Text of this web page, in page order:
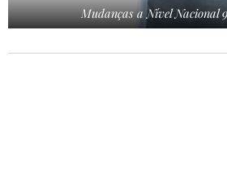
Mudanças a Nível Nacional